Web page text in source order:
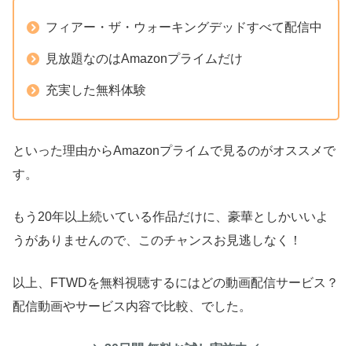
フィアー・ザ・ウォーキングデッドすべて配信中
見放題なのはAmazonプライムだけ
充実した無料体験
といった理由からAmazonプライムで見るのがオススメで
す。
もう20年以上続いている作品だけに、豪華としかいいよ
うがありませんので、このチャンスお見逃しなく！
以上、FTWDを無料視聴するにはどの動画配信サービス？
配信動画やサービス内容で比較、でした。